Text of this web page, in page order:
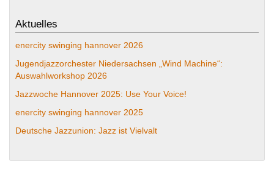
Aktuelles
enercity swinging hannover 2026
Jugendjazzorchester Niedersachsen „Wind Machine“:
Auswahlworkshop 2026
Jazzwoche Hannover 2025: Use Your Voice!
enercity swinging hannover 2025
Deutsche Jazzunion: Jazz ist Vielvalt